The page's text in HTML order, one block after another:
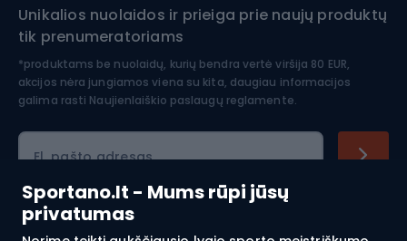
Sportano.lt - Mums rūpi jūsų
privatumas
Šiaurietiškas ėjimas
Unikalios nuolaidos ir prieiga prie naujų produktų
tik prenumeratoriams
*produktams be nuolaidų, kurių bendra vertė viršija 80 EUR,
akcijos nėra jungiamos viena su kita, daugiau informacijos
galima rasti Naujienlaiškio paslaugų reglamente.
El. pašto adresas
Pirkimas